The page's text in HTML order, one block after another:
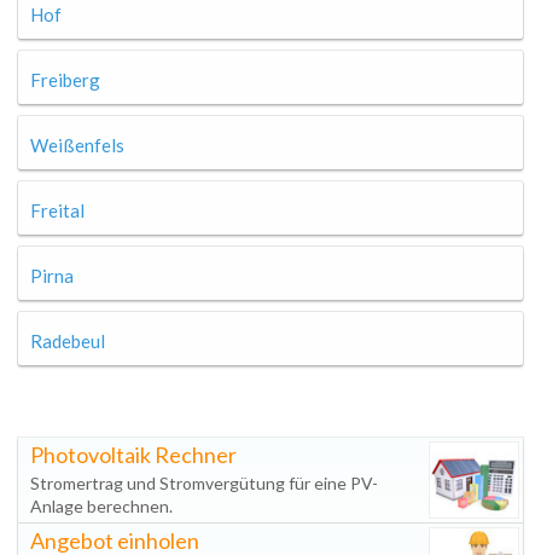
Hof
Freiberg
Weißenfels
Freital
Pirna
Radebeul
Photovoltaik Rechner
Stromertrag und Stromvergütung für eine PV-
Anlage berechnen.
Angebot einholen